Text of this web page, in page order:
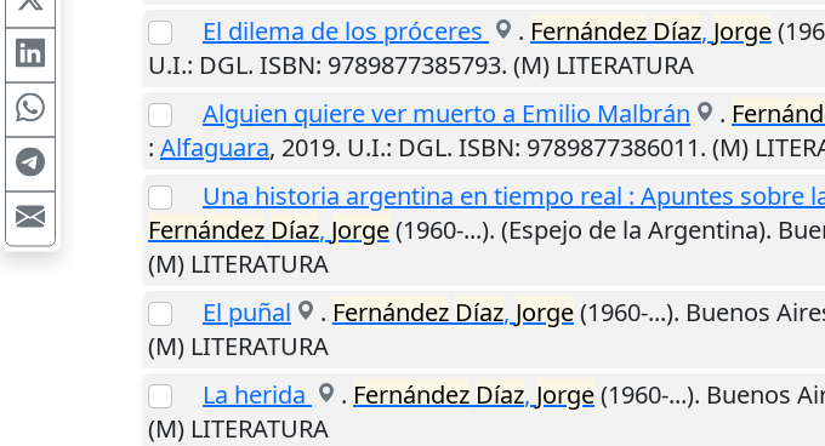
El dilema de los próceres
. Fernández Díaz, Jorge
U.I.: DGL. ISBN: 9789877385793. (M) LITERATURA
Alguien quiere ver muerto a Emilio Malbrán
.
: Alfaguara, 2019. U.I.: DGL. ISBN: 9789877386011. (M)
Una historia argentina en tiempo real : Apuntes sobre
Fernández Díaz, Jorge(1960-...). (Espejo de la Argentina).
(M) LITERATURA
El puñal
. Fernández Díaz, Jorge(1960-...). Buenos
(M) LITERATURA
La herida
. Fernández Díaz, Jorge(1960-...). Buenos
(M) LITERATURA